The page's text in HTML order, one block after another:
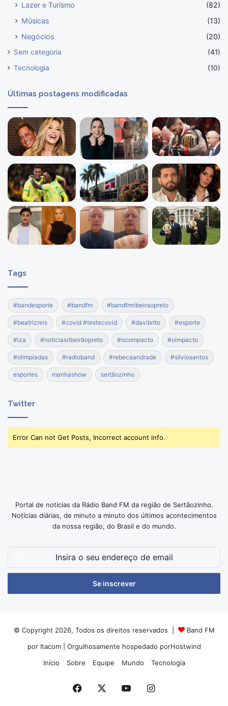
Lazer e Turismo
(82)
Músicas
(13)
Negócios
(20)
Sem categoria
(41)
Tecnologia
(10)
Últimas postagens modificadas
Tags
#bandesporte #bandfm #bandfmribeiraopreto
#beatrizreis #covid #testecovid #davibrito #esporte
#iza #noticiasribeirãopreto #ocompacto #oimpacto
#olimpiadas #radioband #rebecaandrade #silviosantos
esportes manhashow sertãozinho
Twitter
Error Can not Get Posts, Incorrect account info.
Portal de notícias da Rádio Band FM da região de Sertãozinho.
Notícias diárias, de minuto a minuto dos últimos acontecimentos
da nossa região, do Brasil e do mundo.
seu
de
© Copyright 2026, Todos os direitos reservados |
Band FM
por Itacom| Orgulhosamente hospedado porHostwind
Início
Sobre Equipe Mundo Tecnologia
Facebook YouTubeInstagram